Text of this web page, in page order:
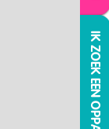
IK ZOEK EEN OPPAS